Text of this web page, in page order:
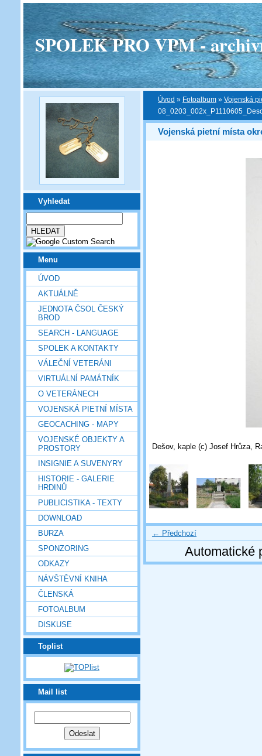
SPOLEK PRO VPM -
Vyhledat
Menu
ÚVOD
AKTUÁLNĚ
JEDNOTA ČSOL ČESKÝ
BROD
SEARCH - LANGUAGE
SPOLEK A KONTAKTY
VÁLEČNÍ VETERÁNI
VIRTUÁLNÍ PAMÁTNÍK
O VETERÁNECH
VOJENSKÁ PIETNÍ MÍSTA
GEOCACHING - MAPY
VOJENSKÉ OBJEKTY A
PROSTORY
INSIGNIE A SUVENYRY
HISTORIE - GALERIE
HRDINŮ
PUBLICISTIKA - TEXTY
DOWNLOAD
BURZA
SPONZORING
ODKAZY
NÁVŠTĚVNÍ KNIHA
ČLENSKÁ
FOTOALBUM
DISKUSE
Toplist
Mail list
Úvod » Fotoalbum » Vojenská
Vojenská pietní místa
Dešov, kaple (c) Josef Hrůza,
← Předchozí
Automatické